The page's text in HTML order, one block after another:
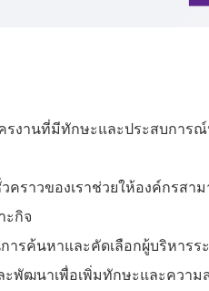
รงานที่มีทักษะและประสบการ
ราวของเราช่วยให้องค์กรสา
ะกิจ
ารค้นหาและคัดเลือกผู้บริหาร
ะพัฒนาเพื่อเพิ่มทักษะและควา